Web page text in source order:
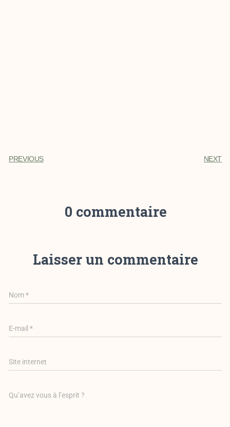
PREVIOUS NEXT
0 commentaire
Laisser un commentaire
Nom*
E-mail*
Site internet
Qu’avez vous à l’esprit ?